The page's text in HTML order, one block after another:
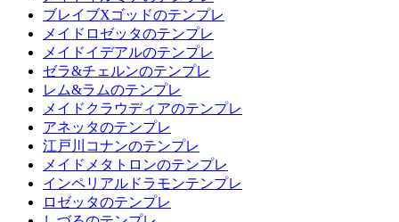
ブレイブXゴッドのテンプレ
メイドロゼッタのテンプレ
メイドイデアルのテンプレ
ゼラ&チェルンのテンプレ
レム&ラムのテンプレ
メイドクラウディアのテンプレ
アネッタのテンプレ
江戸川コナンのテンプレ
メイドメタトロンのテンプレ
インペリアルドラモンテンプレ
ロゼッタのテンプレ